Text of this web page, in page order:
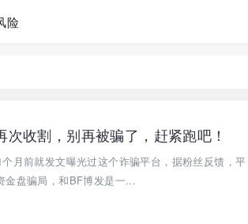
险
收割，别再被骗了，赶紧跑吧！
月前就发文曝光过这个诈骗平台，据粉丝反馈，平
金盘骗局，和BF博发是一...